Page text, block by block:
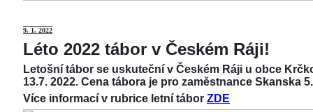
9. 1. 2022
Léto 2022 tábor v Českém Ráji!
Letošní tábor se uskuteční v Českém Ráji u obce
13.7. 2022. Cena tábora je pro zaměstnance Skanska
Více informací v rubrice letní tábor ZDE